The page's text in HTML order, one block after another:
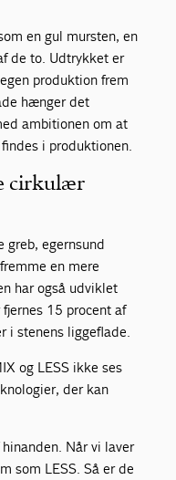
en gul mursten, en
de to. Udtrykket er
produktion frem
hænger det
ambitionen om at
i produktionen.
cirkulær
greb, egernsund
en mere
har også udviklet
15 procent af
i stenens liggeflade.
og LESS ikke ses
der kan
Når vi laver
som LESS. Så er de